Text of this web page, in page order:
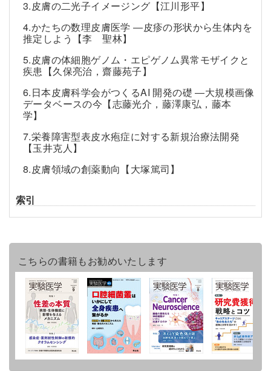
3.皮膚の二光子イメージング【江川形平】
4.かたちの数理皮膚医学 ―皮疹の形状から生体内を
推定しよう【李 聖林】
5.皮膚の体細胞ゲノム・エピゲノム異常モザイクと
疾患【久保亮治，齋藤苑子】
6.日本皮膚科学会がつくるAI 開発の礎 ―大規模画像
データベースの今【志藤光介，藤澤康弘，藤本
学】
7.栄養障害型表皮水疱症に対する新規治療法開発
【玉井克人】
8.皮膚領域の創薬動向【大塚篤司】
索引
こちらの書籍もお勧めいたします